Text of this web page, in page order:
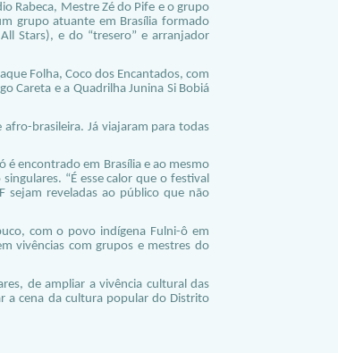
Rabeca, Mestre Zé do Pife e o grupo
grupo atuante em Brasília formado
Stars), e do “tresero” e arranjador
Folha, Coco dos Encantados, com
Careta e a Quadrilha Junina Si Bobiá
afro-brasileira. Já viajaram para todas
é encontrado em Brasília e ao mesmo
“É esse calor que o festival
sejam reveladas ao público que não
com o povo indígena Fulni-ô em
vivências com grupos e mestres do
de ampliar a vivência cultural das
a cena da cultura popular do Distrito